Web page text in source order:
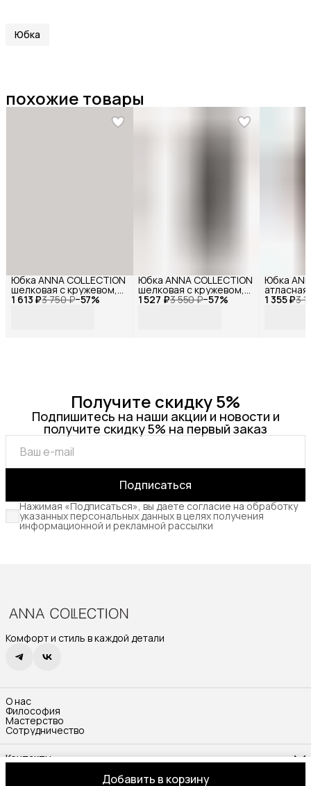
Добавить в корзину
Юбка
похожие товары
1 613 ₽3 750 ₽−57%
Юбка ANNA COLLECTION
шелковая с кружевом,
весенняя, праздничная, 1 527 ₽3 550 ₽−57%
Юбка ANNA COLLECTION
шелковая с кружевом,
весенняя, праздничная, 1 355 ₽3
Юбка
резинке
Получите скидку 5%
Подпишитесь на наши акции и новости и
получите скидку 5% на первый заказ
Подписаться
Нажимая «Подписаться», вы даете согласие на обработку
указанных персональных данных в целях получения
информационной и рекламной рассылки
Комфорт и стиль в каждой детали
О нас
Философия
Мастерство
Сотрудничество
Контакты